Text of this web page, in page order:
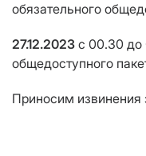
обязательного
27.12.2023 с 00.30 до
общедоступного
Приносим извинения